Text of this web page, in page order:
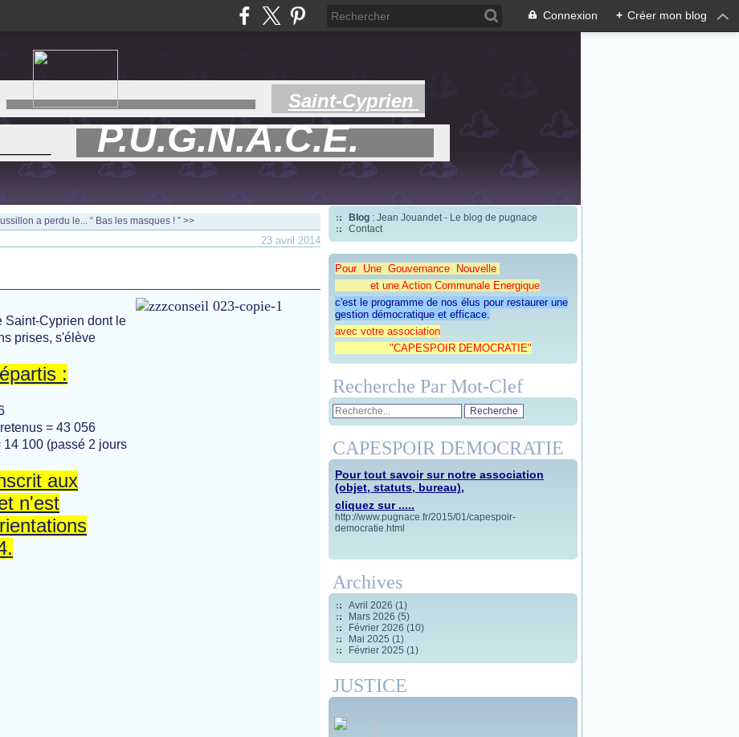
Connexion + Créer mon blog
Saint-Cyprien
P.U.G.N.A.C.E.
a perdu le... “ Bas les masques ! ” >>
23 avril 2014
Saint-Cyprien dont le
prises, s'élève
:
= 43 056
100 (passé 2 jours
aux
n'est
Blog : Jean Jouandet - Le blog de pugnace
Contact
Pour Une Gouvernance Nouvelle
et une Action Communale Energique
c'est le programme de nos élus pour restaurer une
gestion démocratique et efficace.
avec votre association
"CAPESPOIR DEMOCRATIE"
Recherche Par Mot-Clef
CAPESPOIR DEMOCRATIE
Pour tout savoir sur notre association
(objet, statuts, bureau),
cliquez sur .....
http://www.pugnace.fr/2015/01/capespoir-
democratie.html
Archives
Avril 2026 (1)
Mars 2026 (5)
Février 2026 (10)
Mai 2025 (1)
Février 2025 (1)
JUSTICE